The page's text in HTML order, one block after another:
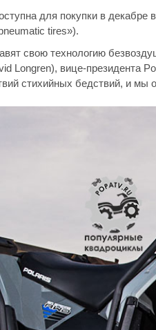
для покупки в декабре
tires»).
свою технологию
Longren), вице-президента
стихийных бедствий, и